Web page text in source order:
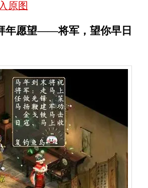
原图
年愿望——将军，望你早日